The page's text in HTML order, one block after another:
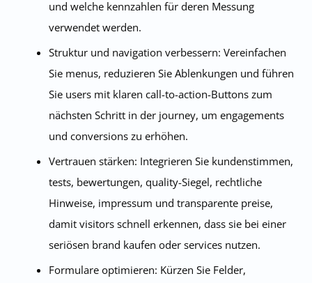
und welche kennzahlen für deren Messung
verwendet werden.
Struktur und navigation verbessern: Vereinfachen
Sie menus, reduzieren Sie Ablenkungen und führen
Sie users mit klaren call-to-action-Buttons zum
nächsten Schritt in der journey, um engagements
und conversions zu erhöhen.
Vertrauen stärken: Integrieren Sie kundenstimmen,
tests, bewertungen, quality-Siegel, rechtliche
Hinweise, impressum und transparente preise,
damit visitors schnell erkennen, dass sie bei einer
seriösen brand kaufen oder services nutzen.
Formulare optimieren: Kürzen Sie Felder,